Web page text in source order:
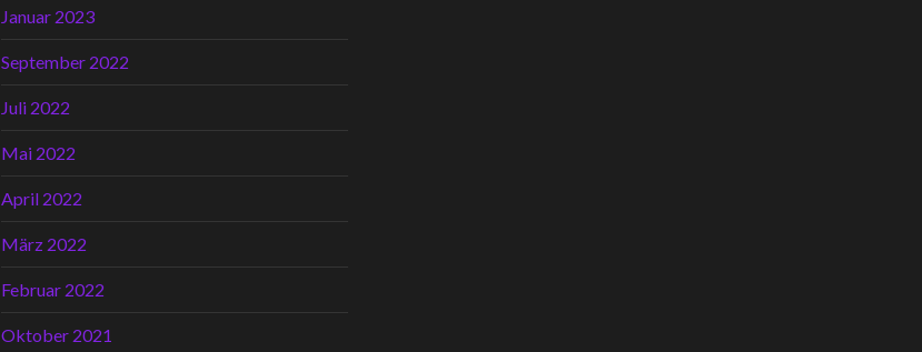
Januar 2023
September 2022
Juli 2022
Mai 2022
April 2022
März 2022
Februar 2022
Oktober 2021